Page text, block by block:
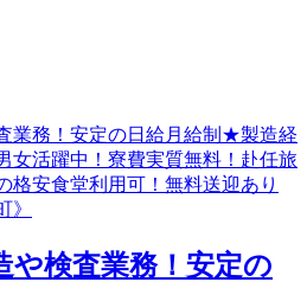
や検査業務！安定の